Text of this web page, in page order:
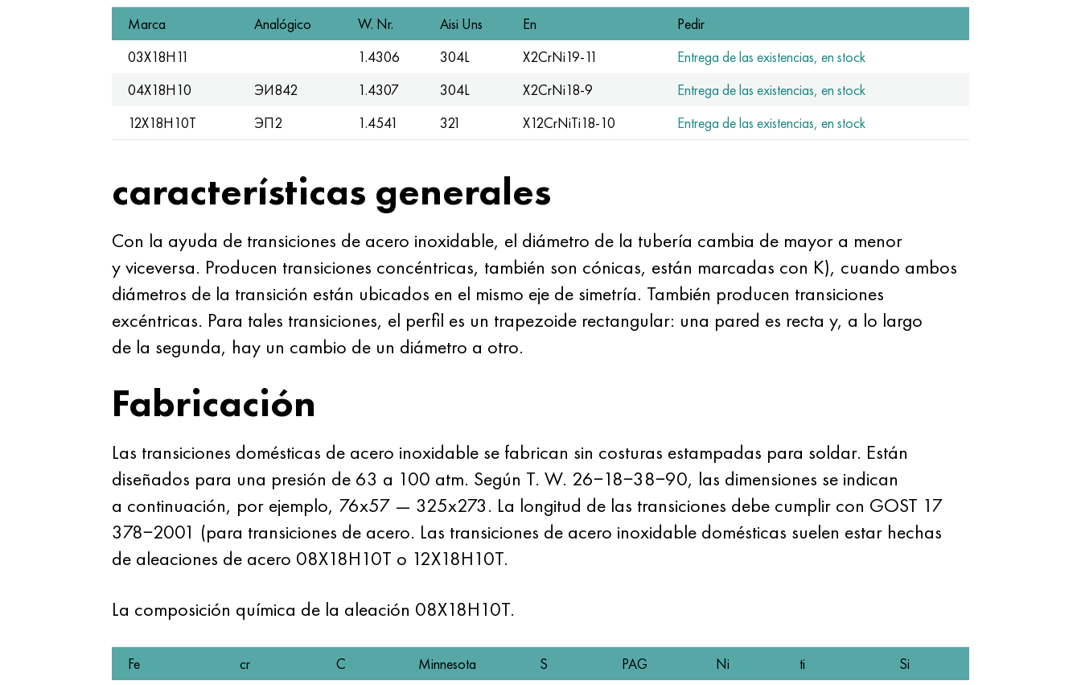
Marca Analógico W. Nr. Aisi Uns En
Pedir
03Х18Н11
1.4306 304L X2CrNi19-11
Entrega de las existencias, en stock
04Х18Н10
ЭИ842 1.4307 304L X2CrNi18-9
Entrega de las existencias, en stock
12Х18Н10Т
ЭП2 1.4541 321 X12CrNiTi18-10 Entrega de las existencias, en stock
características generales
Con la ayuda de transiciones de acero inoxidable, el diámetro de la tubería cambia de mayor a menor
y viceversa. Producen transiciones concéntricas, también son cónicas, están marcadas con K), cuando ambos
diámetros de la transición están ubicados en el mismo eje de simetría. También producen transiciones
excéntricas. Para tales transiciones, el perfil es un trapezoide rectangular: una pared es recta y, a lo largo
de la segunda, hay un cambio de un diámetro a otro.
Fabricación
Las transiciones domésticas de acero inoxidable se fabrican sin costuras estampadas para soldar. Están
diseñados para una presión de 63 a 100 atm. Según T. W. 26−18−38−90, las dimensiones se indican
a continuación, por ejemplo, 76x57 — 325x273. La longitud de las transiciones debe cumplir con GOST 17
378−2001 (para transiciones de acero. Las transiciones de acero inoxidable domésticas suelen estar hechas
de aleaciones de acero 08X18H10T o 12X18H10T.
La composición química de la aleación 08X18H10T.
Fe cr C Minnesota S PAG Ni ti
Si